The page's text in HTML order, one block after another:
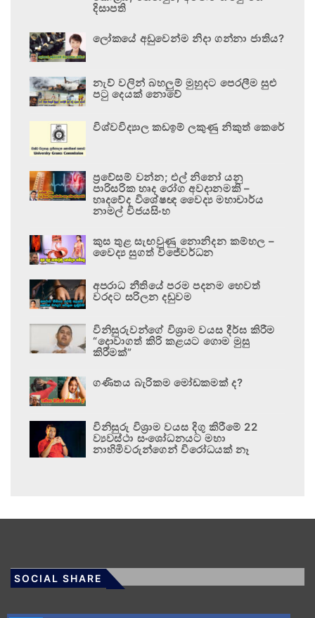
දිසාපති
ලෝකයේ අඩුවෙන්ම නිදා ගන්නා ජාතිය?
නැව් වලින් බහලුම් මුහුදට පෙරලීම සුළු
පටු දෙයක් නොවේ
විශ්වවිද්‍යාල කඩඉම් ලකුණු නිකුත් කෙරේ
ප්‍රවේසම් වන්න; එල් නිනෝ යනු
පාරිසරික හෘද රෝග අවදානමකි –
හෘදවේද විශේෂඥ වෛද්‍ය මහාචාර්ය
නාමල් විජයසිංහ
කුස තුළ සැඟවුණු නොනිදන කම්හල –
වෛද්‍ය සුගත් විජේවර්ධන
අපරාධ නීතියේ පරම පදනම හෙවත්
වරදට සරිලන දඬුවම
විනිසුරුවන්ගේ විශ්‍රාම වයස දීර්ඝ කිරීම
“දොවාගත් කිරි කළයට ගොම මුසු
කිරීමක්”
ගණිතය බැරිකම මෝඩකමක් ද?
විනිසුරු විශ්‍රාම වයස දිගු කිරීමේ 22
ව්‍යවස්ථා සංශෝධනයට මහා
නාහිමිවරුන්ගෙන් විරෝධයක් නෑ
SOCIAL SHARE